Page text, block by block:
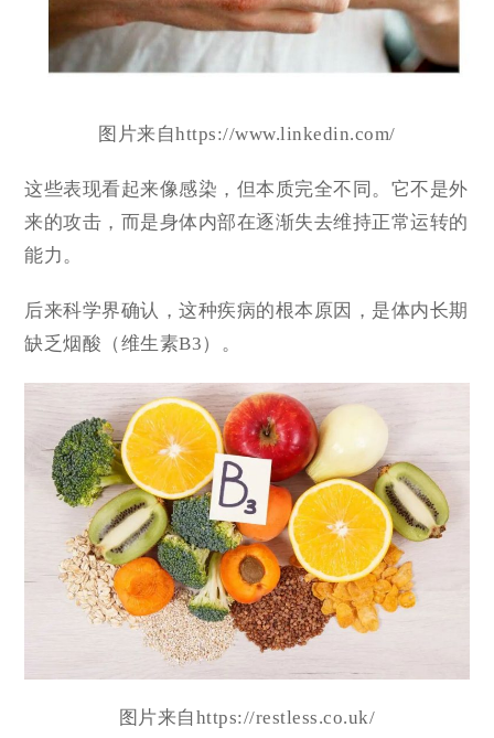
图片来自https://www.linkedin.com/
这些表现看起来像感染，但本质完全不同。它不是外
来的攻击，而是身体内部在逐渐失去维持正常运转的
能力。
后来科学界确认，这种疾病的根本原因，是体内长期
缺乏烟酸（维生素B3）。
图片来自https://restless.co.uk/